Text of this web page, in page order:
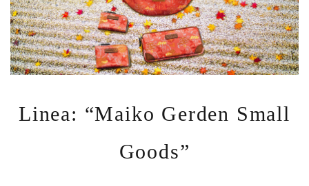
Linea: “Maiko Gerden Small
Goods”